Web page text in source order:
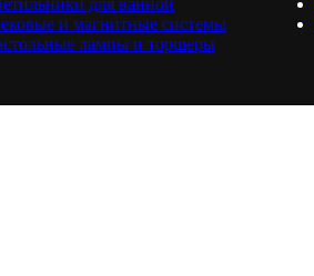
для ванной
и магнитные системы
лампы и торшеры